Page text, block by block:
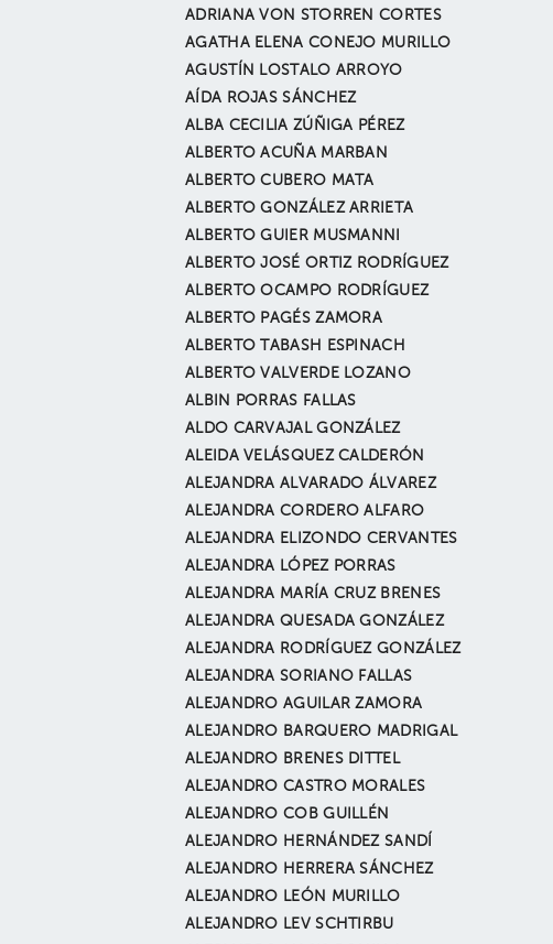
ADRIANA VON STORREN CORTES
AGATHA ELENA CONEJO MURILLO
AGUSTÍN LOSTALO ARROYO
AÍDA ROJAS SÁNCHEZ
ALBA CECILIA ZÚÑIGA PÉREZ
ALBERTO ACUÑA MARBAN
ALBERTO CUBERO MATA
ALBERTO GONZÁLEZ ARRIETA
ALBERTO GUIER MUSMANNI
ALBERTO JOSÉ ORTIZ RODRÍGUEZ
ALBERTO OCAMPO RODRÍGUEZ
ALBERTO PAGÉS ZAMORA
ALBERTO TABASH ESPINACH
ALBERTO VALVERDE LOZANO
ALBIN PORRAS FALLAS
ALDO CARVAJAL GONZÁLEZ
ALEIDA VELÁSQUEZ CALDERÓN
ALEJANDRA ALVARADO ÁLVAREZ
ALEJANDRA CORDERO ALFARO
ALEJANDRA ELIZONDO CERVANTES
ALEJANDRA LÓPEZ PORRAS
ALEJANDRA MARÍA CRUZ BRENES
ALEJANDRA QUESADA GONZÁLEZ
ALEJANDRA RODRÍGUEZ GONZÁLEZ
ALEJANDRA SORIANO FALLAS
ALEJANDRO AGUILAR ZAMORA
ALEJANDRO BARQUERO MADRIGAL
ALEJANDRO BRENES DITTEL
ALEJANDRO CASTRO MORALES
ALEJANDRO COB GUILLÉN
ALEJANDRO HERNÁNDEZ SANDÍ
ALEJANDRO HERRERA SÁNCHEZ
ALEJANDRO LEÓN MURILLO
ALEJANDRO LEV SCHTIRBU